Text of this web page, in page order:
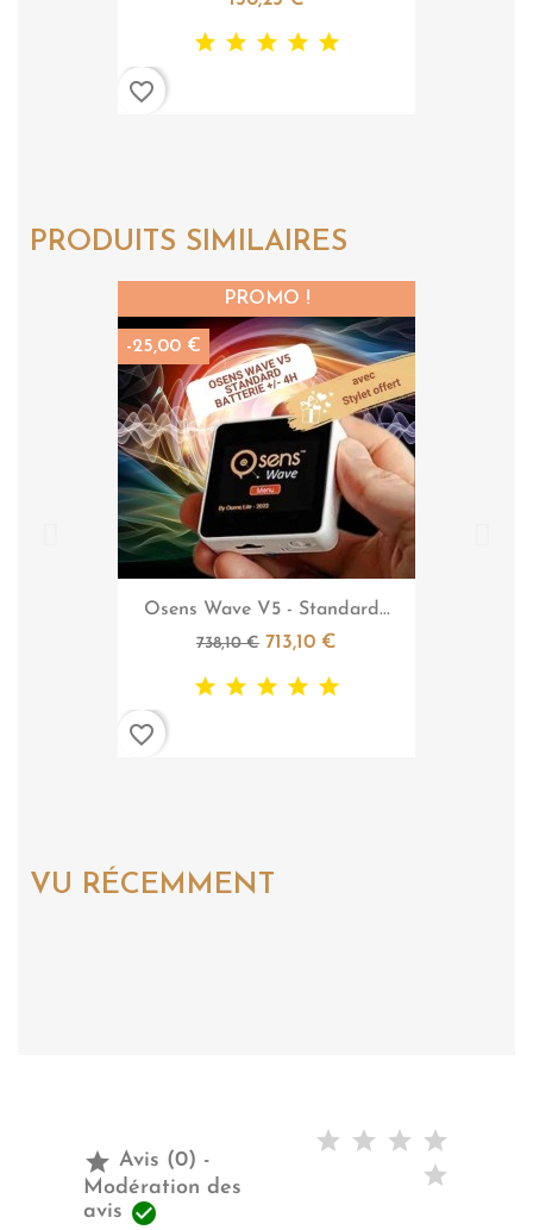
favorite_border
PRODUITS SIMILAIRES
Aperçu rapide
Osens Wave V5 - Standard...
738,10 € 713,10 €
PROMO !
-25,00 €
favorite_border
VU RÉCEMMENT
 Avis (0) -
Modération des
avis 